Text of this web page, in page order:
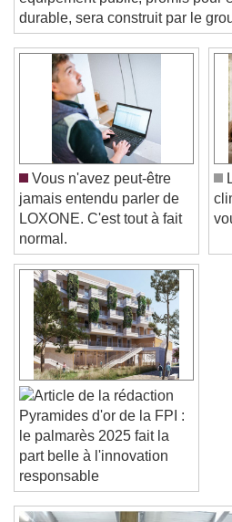
Beginning of dialog window.
and close the window.
Text
Color
Text Background
Color Opacity
Caption Area
Font Size
Text Edge Style
Font Family
Reset
Done
Close Modal Dialog
End of dialog window.
équipement public, promis pour
durable, sera construit par le
Vous n'avez peut-être
jamais entendu parler de
LOXONE. C'est tout à fait
normal.
Pyramides d'or de la FPI :
le palmarès 2025 fait la
part belle à l'innovation
responsable